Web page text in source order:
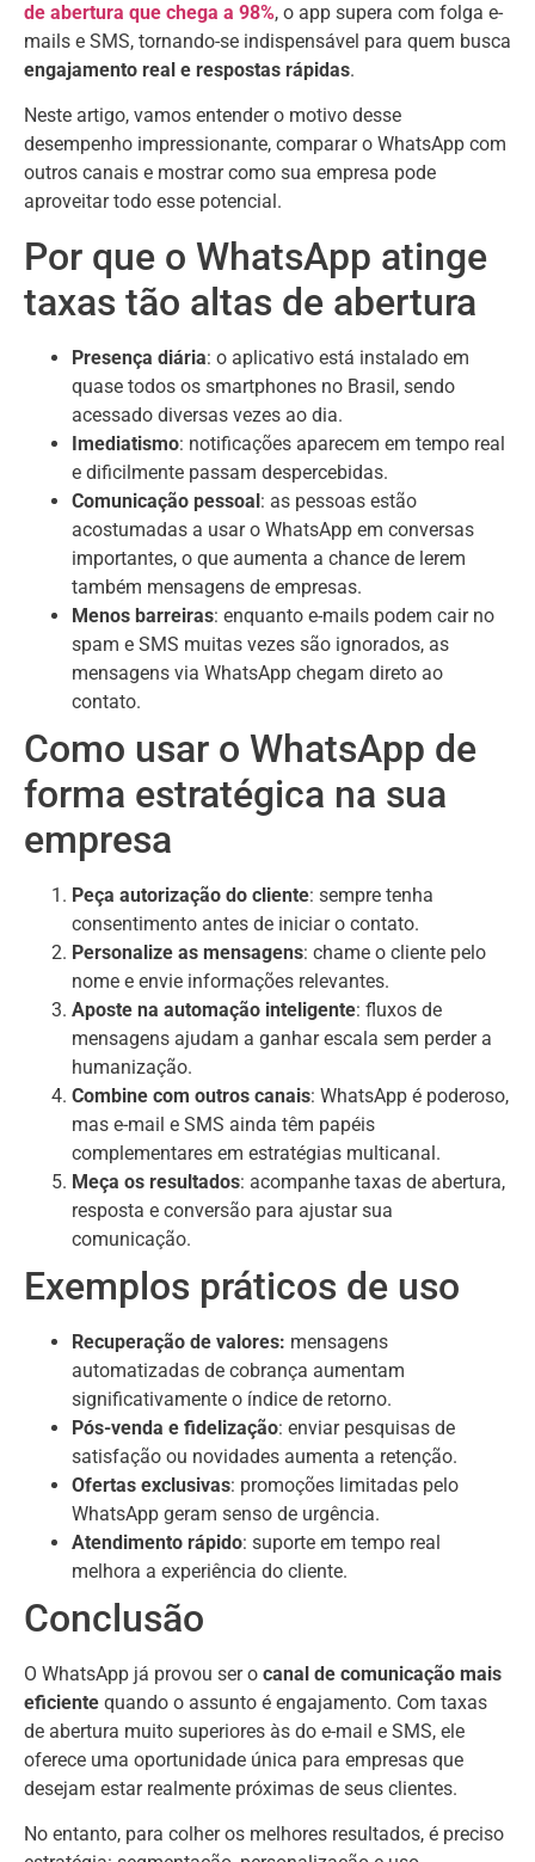
de abertura que chega a 98%, o app supera com folga e-
mails e SMS, tornando-se indispensável para quem busca
engajamento real e respostas rápidas.
Neste artigo, vamos entender o motivo desse
desempenho impressionante, comparar o WhatsApp com
outros canais e mostrar como sua empresa pode
aproveitar todo esse potencial.
Por que o WhatsApp atinge
taxas tão altas de abertura
Presença diária: o aplicativo está instalado em
quase todos os smartphones no Brasil, sendo
acessado diversas vezes ao dia.
Imediatismo: notificações aparecem em tempo real
e dificilmente passam despercebidas.
Comunicação pessoal: as pessoas estão
acostumadas a usar o WhatsApp em conversas
importantes, o que aumenta a chance de lerem
também mensagens de empresas.
Menos barreiras: enquanto e-mails podem cair no
spam e SMS muitas vezes são ignorados, as
mensagens via WhatsApp chegam direto ao
contato.
Como usar o WhatsApp de
forma estratégica na sua
empresa
Peça autorização do cliente: sempre tenha
consentimento antes de iniciar o contato.
Personalize as mensagens: chame o cliente pelo
nome e envie informações relevantes.
Aposte na automação inteligente: fluxos de
mensagens ajudam a ganhar escala sem perder a
humanização.
Combine com outros canais: WhatsApp é poderoso,
mas e-mail e SMS ainda têm papéis
complementares em estratégias multicanal.
Meça os resultados: acompanhe taxas de abertura,
resposta e conversão para ajustar sua
comunicação.
Exemplos práticos de uso
Recuperação de valores: mensagens
automatizadas de cobrança aumentam
significativamente o índice de retorno.
Pós-venda e fidelização: enviar pesquisas de
satisfação ou novidades aumenta a retenção.
Ofertas exclusivas: promoções limitadas pelo
WhatsApp geram senso de urgência.
Atendimento rápido: suporte em tempo real
melhora a experiência do cliente.
Conclusão
O WhatsApp já provou ser o canal de comunicação mais
eficiente quando o assunto é engajamento. Com taxas
de abertura muito superiores às do e-mail e SMS, ele
oferece uma oportunidade única para empresas que
desejam estar realmente próximas de seus clientes.
No entanto, para colher os melhores resultados, é preciso